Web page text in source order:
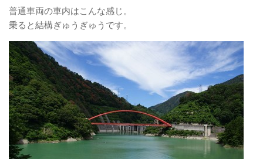
普通車両の車内はこんな感じ。
乗ると結構ぎゅうぎゅうです。